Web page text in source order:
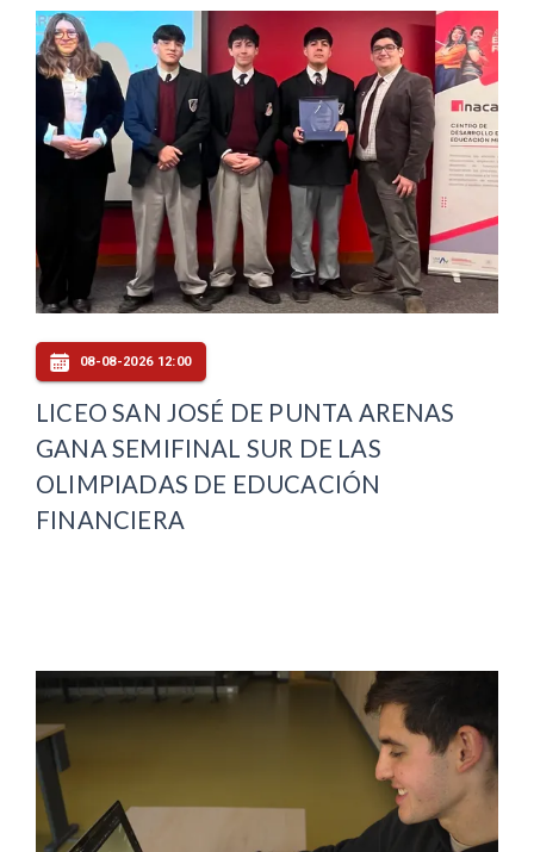
08-08-2026 12:00
LICEO SAN JOSÉ DE PUNTA ARENAS
GANA SEMIFINAL SUR DE LAS
OLIMPIADAS DE EDUCACIÓN
FINANCIERA